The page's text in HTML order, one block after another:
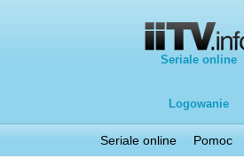
Seriale online
Logowanie
Seriale online Pomoc